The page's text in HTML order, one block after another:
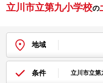
立川市立第九小学校の
地域
条件 立川市立第